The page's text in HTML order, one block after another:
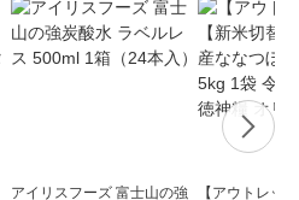
アイリスフーズ 富士山の強
【アウトレッ